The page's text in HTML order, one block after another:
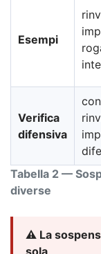
Tabella 2 —
diverse
Esempi
Verifica
difensiva
⚠️ La
sola